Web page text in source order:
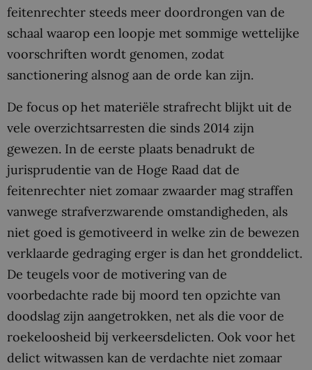
feitenrechter steeds meer doordrongen van de
schaal waarop een loopje met sommige wettelijke
voorschriften wordt genomen, zodat
sanctionering alsnog aan de orde kan zijn.
De focus op het materiële strafrecht blijkt uit de
vele overzichtsarresten die sinds 2014 zijn
gewezen. In de eerste plaats benadrukt de
jurisprudentie van de Hoge Raad dat de
feitenrechter niet zomaar zwaarder mag straffen
vanwege strafverzwarende omstandigheden, als
niet goed is gemotiveerd in welke zin de bewezen
verklaarde gedraging erger is dan het gronddelict.
De teugels voor de motivering van de
voorbedachte rade bij moord ten opzichte van
doodslag zijn aangetrokken, net als die voor de
roekeloosheid bij verkeersdelicten. Ook voor het
delict witwassen kan de verdachte niet zomaar